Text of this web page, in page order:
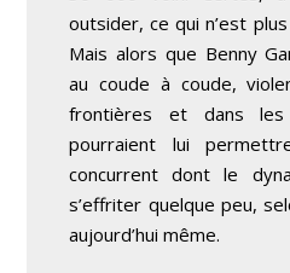
outsider, ce qui n’est
Mais alors que Benny
au coude à coude,
frontières et dans les
pourraient lui
concurrent dont le
s’effriter quelque peu,
aujourd’hui même.